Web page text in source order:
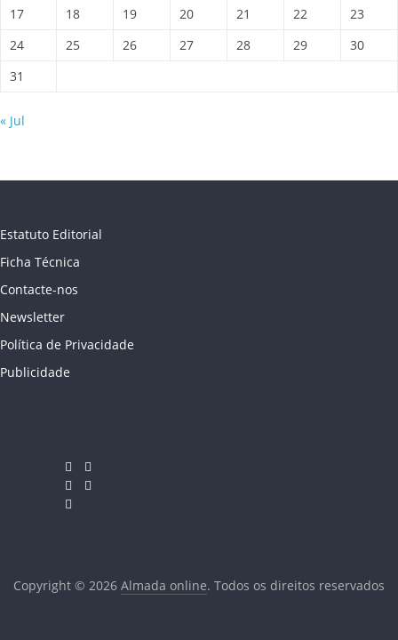
17
18 19 20 21 22
23
24
25 26 27 28 29
30
31
« Jul
Estatuto Editorial
Ficha Técnica
Contacte-nos
Newsletter
Política de Privacidade
Publicidade
Copyright © 2026 Almada online. Todos os direitos reservados